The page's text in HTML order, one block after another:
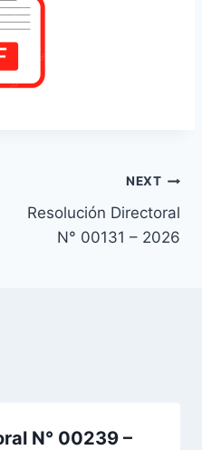
NEXT
Resolución Directoral
N° 00131 – 2026
N° 00239 –